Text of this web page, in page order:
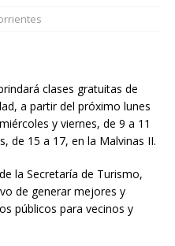
clases gratuitas de
a partir del próximo lunes
y viernes, de 9 a 11
de 15 a 17, en la Malvinas II.
la Secretaría de Turismo,
de generar mejores y
públicos para vecinos y